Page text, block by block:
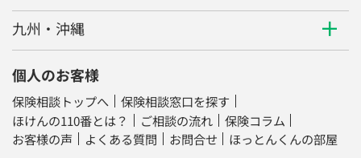
九州・沖縄
個人のお客様
保険相談トップへ
保険相談窓口を探す
ほけんの110番とは？
ご相談の流れ
保険コラム
お客様の声
よくある質問 お問合せ ほっとんくんの部屋